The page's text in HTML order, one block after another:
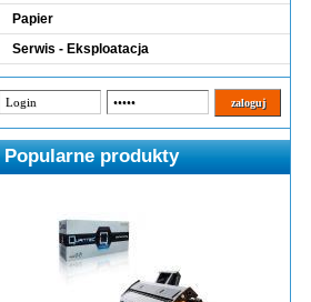
Papier
Serwis - Eksploatacja
Popularne produkty